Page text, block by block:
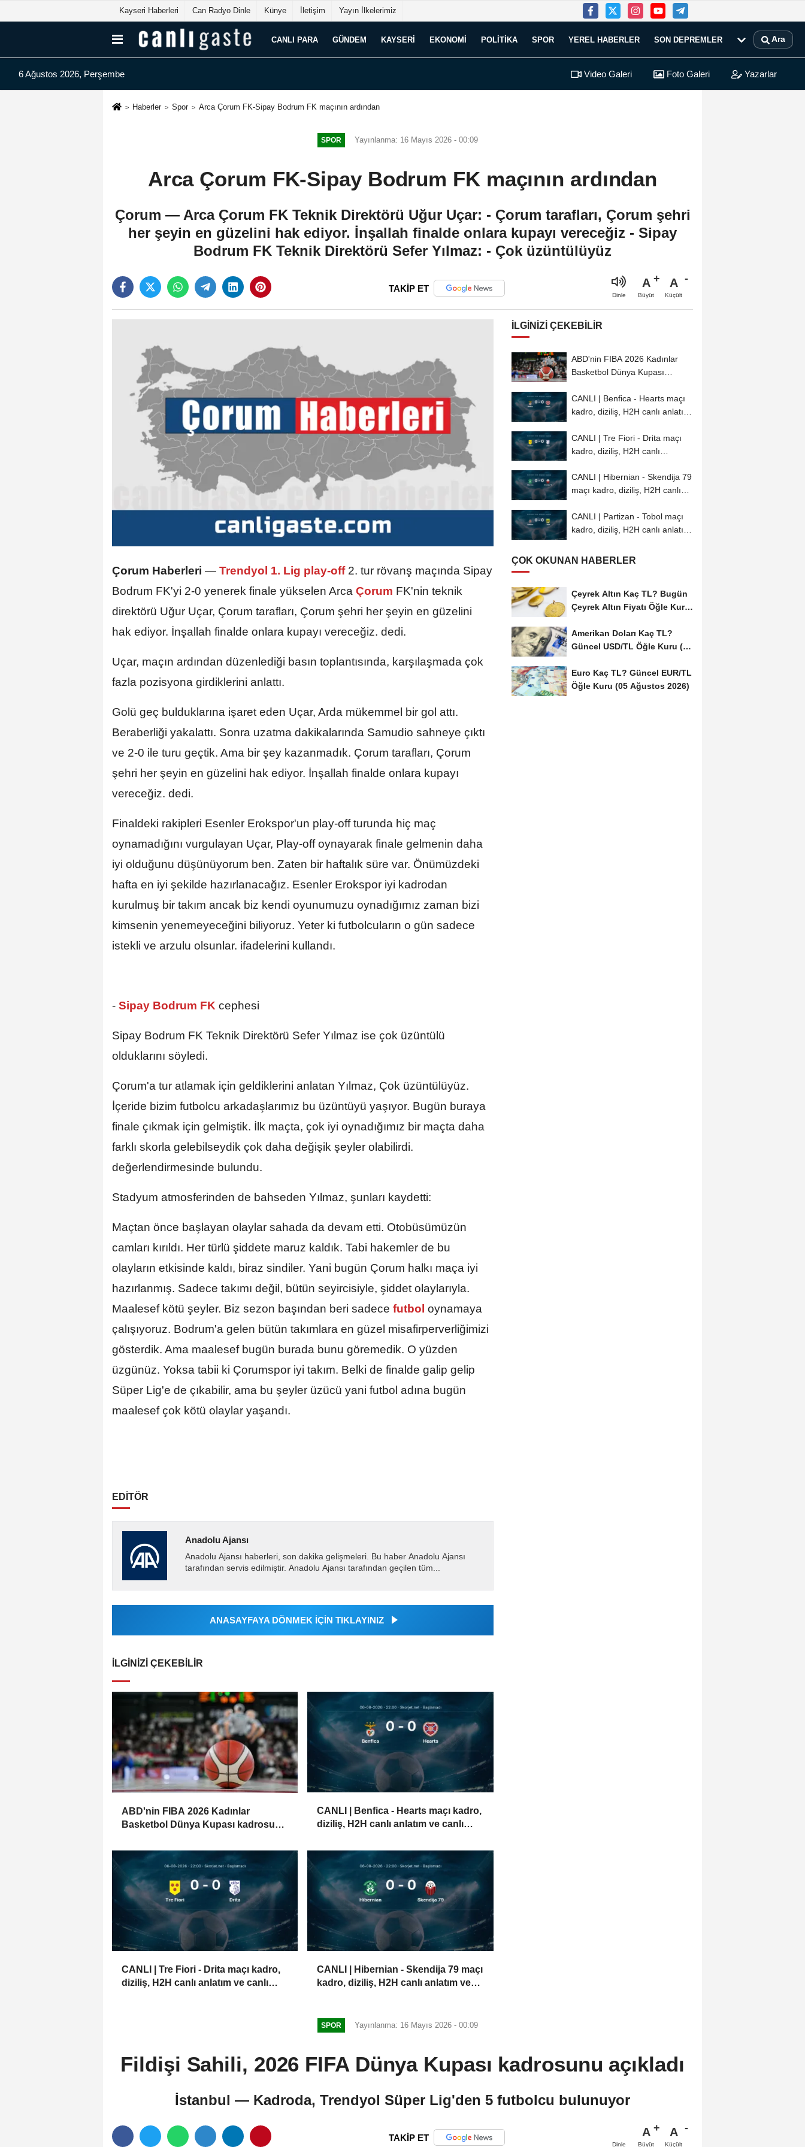
Kayseri Haberleri Can Radyo Dinle Künye İletişim Yayın İlkelerimiz
CANLI PARA GÜNDEM KAYSERI EKONOMI POLITIKA SPOR YEREL HABERLER SON DEPREMLER Ara
6 Ağustos 2026, Perşembe Video Galeri Foto Galeri Yazarlar
Haberler Spor Arca Çorum FK-Sipay Bodrum FK maçının ardından
SPOR Yayınlanma: 16 Mayıs 2026 - 00:09
Arca Çorum FK-Sipay Bodrum FK maçının ardından
Çorum — Arca Çorum FK Teknik Direktörü Uğur Uçar: - Çorum tarafları, Çorum şehri
her şeyin en güzelini hak ediyor. İnşallah finalde onlara kupayı vereceğiz - Sipay
Bodrum FK Teknik Direktörü Sefer Yılmaz: - Çok üzüntülüyüz
TAKİP ET
Dinle
A
Büyüt
A
Küçült
Çorum Haberleri — Trendyol 1. Lig play-off 2. tur rövanş maçında Sipay
Bodrum FK'yi 2-0 yenerek finale yükselen Arca Çorum FK'nin teknik
direktörü Uğur Uçar, Çorum tarafları, Çorum şehri her şeyin en güzelini
hak ediyor. İnşallah finalde onlara kupayı vereceğiz. dedi.
Uçar, maçın ardından düzenlediği basın toplantısında, karşılaşmada çok
fazla pozisyona girdiklerini anlattı.
Golü geç bulduklarına işaret eden Uçar, Arda mükemmel bir gol attı.
Beraberliği yakalattı. Sonra uzatma dakikalarında Samudio sahneye çıktı
ve 2-0 ile turu geçtik. Ama bir şey kazanmadık. Çorum tarafları, Çorum
şehri her şeyin en güzelini hak ediyor. İnşallah finalde onlara kupayı
vereceğiz. dedi.
Finaldeki rakipleri Esenler Erokspor'un play-off turunda hiç maç
oynamadığını vurgulayan Uçar, Play-off oynayarak finale gelmenin daha
iyi olduğunu düşünüyorum ben. Zaten bir haftalık süre var. Önümüzdeki
hafta en iyi şekilde hazırlanacağız. Esenler Erokspor iyi kadrodan
kurulmuş bir takım ancak biz kendi oyunumuzu oynadığımız zaman bizi
kimsenin yenemeyeceğini biliyoruz. Yeter ki futbolcuların o gün sadece
istekli ve arzulu olsunlar. ifadelerini kullandı.
- Sipay Bodrum FK cephesi
Sipay Bodrum FK Teknik Direktörü Sefer Yılmaz ise çok üzüntülü
olduklarını söyledi.
Çorum'a tur atlamak için geldiklerini anlatan Yılmaz, Çok üzüntülüyüz.
İçeride bizim futbolcu arkadaşlarımız bu üzüntüyü yaşıyor. Bugün buraya
finale çıkmak için gelmiştik. İlk maçta, çok iyi oynadığımız bir maçta daha
farklı skorla gelebilseydik çok daha değişik şeyler olabilirdi.
değerlendirmesinde bulundu.
Stadyum atmosferinden de bahseden Yılmaz, şunları kaydetti:
Maçtan önce başlayan olaylar sahada da devam etti. Otobüsümüzün
camları kırıldı. Her türlü şiddete maruz kaldık. Tabi hakemler de bu
olayların etkisinde kaldı, biraz sindiler. Yani bugün Çorum halkı maça iyi
hazırlanmış. Sadece takımı değil, bütün seyircisiyle, şiddet olaylarıyla.
Maalesef kötü şeyler. Biz sezon başından beri sadece futbol oynamaya
çalışıyoruz. Bodrum'a gelen bütün takımlara en güzel misafirperverliğimizi
gösterdik. Ama maalesef bugün burada bunu göremedik. O yüzden
üzgünüz. Yoksa tabii ki Çorumspor iyi takım. Belki de finalde galip gelip
Süper Lig'e de çıkabilir, ama bu şeyler üzücü yani futbol adına bugün
maalesef çok kötü olaylar yaşandı.
EDİTÖR
Anadolu Ajansı
Anadolu Ajansı haberleri, son dakika gelişmeleri. Bu haber Anadolu Ajansı
tarafından servis edilmiştir. Anadolu Ajansı tarafından geçilen tüm...
ANASAYFAYA DÖNMEK İÇİN TIKLAYINIZ
İLGINIZI ÇEKEBILIR
ABD'nin FIBA 2026 Kadınlar
Basketbol Dünya Kupası kadrosu
CANLI | Benfica - Hearts maçı kadro,
diziliş, H2H canlı anlatım ve canlı
CANLI | Tre Fiori - Drita maçı kadro,
diziliş, H2H canlı anlatım ve canlı
CANLI | Hibernian - Skendija 79 maçı
kadro, diziliş, H2H canlı anlatım ve
İLGINIZI ÇEKEBILIR
ABD'nin FIBA 2026 Kadınlar
Basketbol Dünya Kupası
CANLI | Benfica - Hearts maçı
kadro, diziliş, H2H canlı anlatım
CANLI | Tre Fiori - Drita maçı
kadro, diziliş, H2H canlı
CANLI | Hibernian - Skendija 79
maçı kadro, diziliş, H2H canlı
CANLI | Partizan - Tobol maçı
kadro, diziliş, H2H canlı anlatım
ÇOK OKUNAN HABERLER
Çeyrek Altın Kaç TL? Bugün
Çeyrek Altın Fiyatı Öğle Kuru
Amerikan Doları Kaç TL?
Güncel USD/TL Öğle Kuru (05
Euro Kaç TL? Güncel EUR/TL
Öğle Kuru (05 Ağustos 2026)
SPOR Yayınlanma: 16 Mayıs 2026 - 00:09
Fildişi Sahili, 2026 FIFA Dünya Kupası kadrosunu açıkladı
İstanbul — Kadroda, Trendyol Süper Lig'den 5 futbolcu bulunuyor
TAKİP ET
Dinle
A
Büyüt
A
Küçült